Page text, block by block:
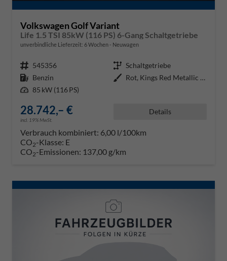
Volkswagen Golf Variant
Life 1.5 TSI 85kW (116 PS) 6-Gang Schaltgetriebe
unverbindliche Lieferzeit: 6 Wochen Neuwagen
Fahrzeugnr. 545356 Getriebe Schaltgetriebe
Kraftstoff Benzin Außenfarbe
Rot, Kings Red Metallic (P8)
Leistung 85 kW (116 PS)
28.742,– €
incl. 19% MwSt.
Details
Verbrauch kombiniert: 6,00 l/100km
CO2-Klasse: E
CO2-Emissionen: 137,00 g/km